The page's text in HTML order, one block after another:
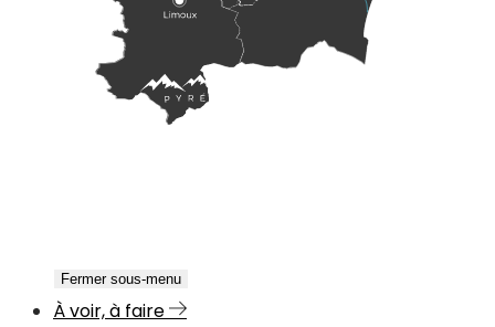
Fermer sous-menu
À voir, à faire